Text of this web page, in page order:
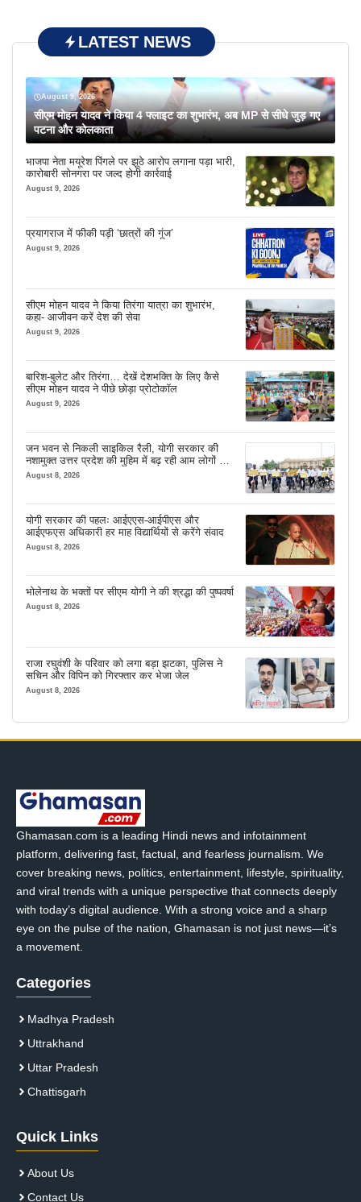
LATEST NEWS
August 9, 2026
सीएम मोहन यादव ने किया 4 फ्लाइट का शुभारंभ, अब MP से सीधे जुड़ गए
पटना और कोलकाता
भाजपा नेता मयूरेश पिंगले पर झूठे आरोप लगाना पड़ा भारी,
कारोबारी सोनगरा पर जल्द होगी कार्रवाई
August 9, 2026
प्रयागराज में फीकी पड़ी ‘छात्रों की गूंज’
August 9, 2026
सीएम मोहन यादव ने किया तिरंगा यात्रा का शुभारंभ,
कहा- आजीवन करें देश की सेवा
August 9, 2026
बारिश-बुलेट और तिरंगा… देखें देशभक्ति के लिए कैसे
सीएम मोहन यादव ने पीछे छोड़ा प्रोटोकॉल
August 9, 2026
जन भवन से निकली साइकिल रैली, योगी सरकार की
नशामुक्त उत्तर प्रदेश की मुहिम में बढ़ रही आम लोगों की
भागीदारी
August 8, 2026
योगी सरकार की पहलः आईएएस-आईपीएस और
आईएफएस अधिकारी हर माह विद्यार्थियों से करेंगे संवाद
August 8, 2026
भोलेनाथ के भक्तों पर सीएम योगी ने की श्रद्धा की पुष्पवर्षा
August 8, 2026
राजा रघुवंशी के परिवार को लगा बड़ा झटका, पुलिस ने
सचिन और विपिन को गिरफ्तार कर भेजा जेल
August 8, 2026
Ghamasan.com is a leading Hindi news and infotainment
platform, delivering fast, factual, and fearless journalism. We
cover breaking news, politics, entertainment, lifestyle, spirituality,
and viral trends with a unique perspective that connects deeply
with today’s digital audience. With a strong voice and a sharp
eye on the pulse of the nation, Ghamasan is not just news—it’s
a movement.
Categories
Madhya Pradesh
Uttrakhand
Uttar Pradesh
Chattisgarh
Quick Links
About Us
Contact Us